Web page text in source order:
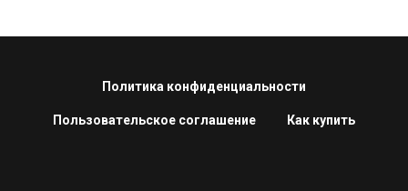
Политика конфиденциальности
Пользовательское соглашение Как купить